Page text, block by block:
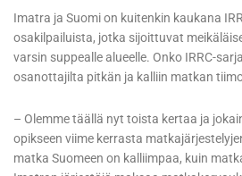
Imatra ja Suomi on kuitenkin kaukana
osakilpailuista, jotka sijoittuvat
varsin suppealle alueelle. Onko IRRC-
osanottajilta pitkän ja kalliin matkan
– Olemme täällä nyt toista kertaa ja
opikseen viime kerrasta
matka Suomeen on kalliimpaa, kuin